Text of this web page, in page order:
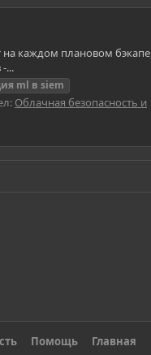
на каждом плановом бэкапе,
...
ml в siem
Облачная безопасность и
Помощь Главная